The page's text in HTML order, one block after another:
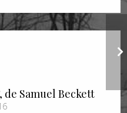
de Samuel Beckett